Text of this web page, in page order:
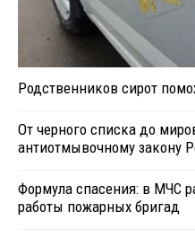
Родственников сирот
От черного списка до
антиотмывочному закону
Формула спасения: в МЧС
работы пожарных бригад